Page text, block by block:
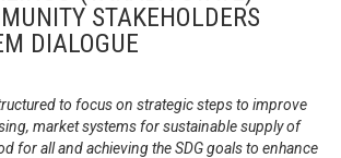
STAKEHOLDERS
DIALOGUE
to focus on strategic steps to improve
market systems for sustainable supply of
for all and achieving the SDG goals to enhance